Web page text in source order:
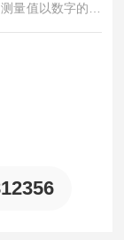
量值以数字的形
用于各种可燃气